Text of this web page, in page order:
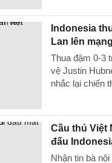
Indonesia
Lan lên
Thua đậm 0-3
vệ Justin
nhắc lại chiến
Cầu thủ Việt
đấu
Nhận tin bà